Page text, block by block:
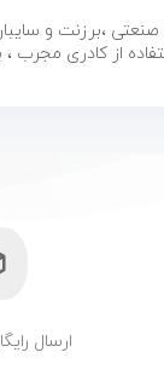
،برزنت و
از کادری
ارسال